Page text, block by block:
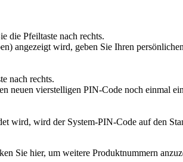
die Pfeiltaste nach rechts.
angezeigt wird, geben Sie Ihren
nach rechts.
neuen vierstelligen PIN-Code noch einmal
wird, wird der System-PIN-Code auf den
Sie hier, um weitere Produktnummern